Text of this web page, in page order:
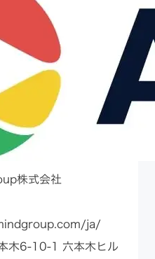
株式会社
ja/
木6-10-1 六本木ヒル